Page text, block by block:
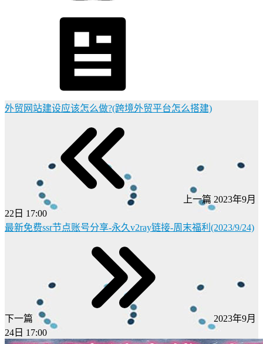
外贸网站建设应该怎么做?(跨境外贸平台怎么搭建)
上一篇 2023年9月
22日 17:00
最新免费ssr节点账号分享-永久v2ray链接-周末福利(2023/9/24)
下一篇
2023年9月
24日 17:00